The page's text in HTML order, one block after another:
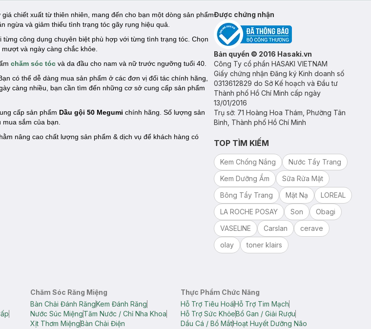
chiết xuất từ thiên nhiên, mang đến cho bạn một dòng sản phẩm
ngừa và giảm thiểu tình trạng tóc gãy rụng hiệu quả.
công dụng chuyên biệt phù hợp với từng tình trạng tóc. Chọn
và ngày càng chắc khỏe.
chăm sóc tóc và da đầu cho nam và nữ trước ngưỡng tuổi 40.
có thể dễ dàng mua sản phẩm ở các đơn vị đối tác chính hãng,
càng nhiều, bạn cần tìm đến những cơ sở cung cấp sản phẩm
cấp sản phẩm Dầu gội 50 Megumi chính hãng. Số lượng sản
sắm của bạn.
nâng cao chất lượng sản phẩm & dịch vụ để khách hàng có
Được chứng nhận
Bản quyền © 2016 Hasaki.vn
Công Ty cổ phần HASAKI VIETNAM
Giấy chứng nhận Đăng ký Kinh doanh số
0313612829 do Sở Kế hoạch và Đầu tư
Thành phố Hồ Chí Minh cấp ngày
13/01/2016
Trụ sở: 71 Hoàng Hoa Thám, Phường Tân
Bình, Thành phố Hồ Chí Minh
TOP TÌM KIẾM
Kem Chống Nắng
Nước Tẩy Trang
Kem Dưỡng Ẩm
Sữa Rửa Mặt
Bông Tẩy Trang
Mặt Nạ
LOREAL
LA ROCHE POSAY
Son
Obagi
VASELINE
Carslan
cerave
olay
toner klairs
Chăm Sóc Răng Miệng
Bàn Chải Đánh RăngKem Đánh Răng
Nước Súc MiệngTăm Nước / Chỉ Nha Khoa
Xịt Thơm MiệngBàn Chải Điện
Thực Phẩm Chức Năng
Hỗ Trợ Tiêu HoáHỗ Trợ Tim Mạch
Hỗ Trợ Sức KhỏeBổ Gan / Giải Rượu
Dầu Cá / Bổ MắtHoạt Huyết Dưỡng Não